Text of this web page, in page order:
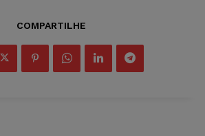
COMPARTILHE